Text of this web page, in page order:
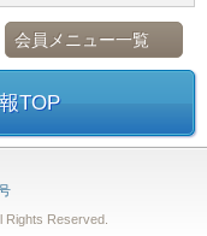
会員メニュー一覧
TOP
Rights Reserved.